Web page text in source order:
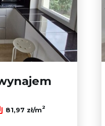
81,97 zł/m2